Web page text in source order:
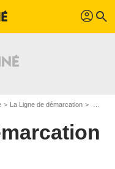
profil search
La Ligne de démarcation